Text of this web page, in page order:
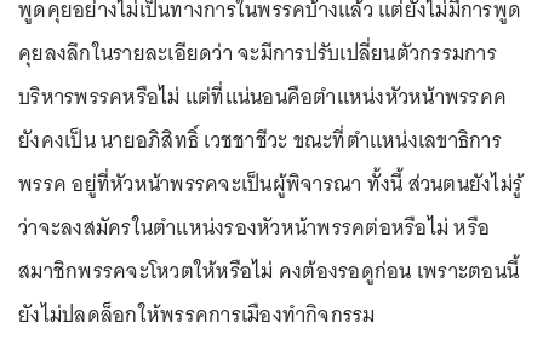
พูดคุยอย่างไม่เป็นทางการในพรรคบ้างแล้ว แต่ยังไม่มีการพูด
คุยลงลึกในรายละเอียดว่า จะมีการปรับเปลี่ยนตัวกรรมการ
บริหารพรรคหรือไม่ แต่ที่แน่นอนคือตำแหน่งหัวหน้าพรรคค
ยังคงเป็น นายอภิสิทธิ์ เวชชาชีวะ ขณะที่ตำแหน่งเลขาธิการ
พรรค อยู่ที่หัวหน้าพรรคจะเป็นผู้พิจารณา ทั้งนี้ ส่วนตนยังไม่รู้
ว่าจะลงสมัครในตำแหน่งรองหัวหน้าพรรคต่อหรือไม่ หรือ
สมาชิกพรรคจะโหวตให้หรือไม่ คงต้องรอดูก่อน เพราะตอนนี้
ยังไม่ปลดล็อกให้พรรคการเมืองทำกิจกรรม